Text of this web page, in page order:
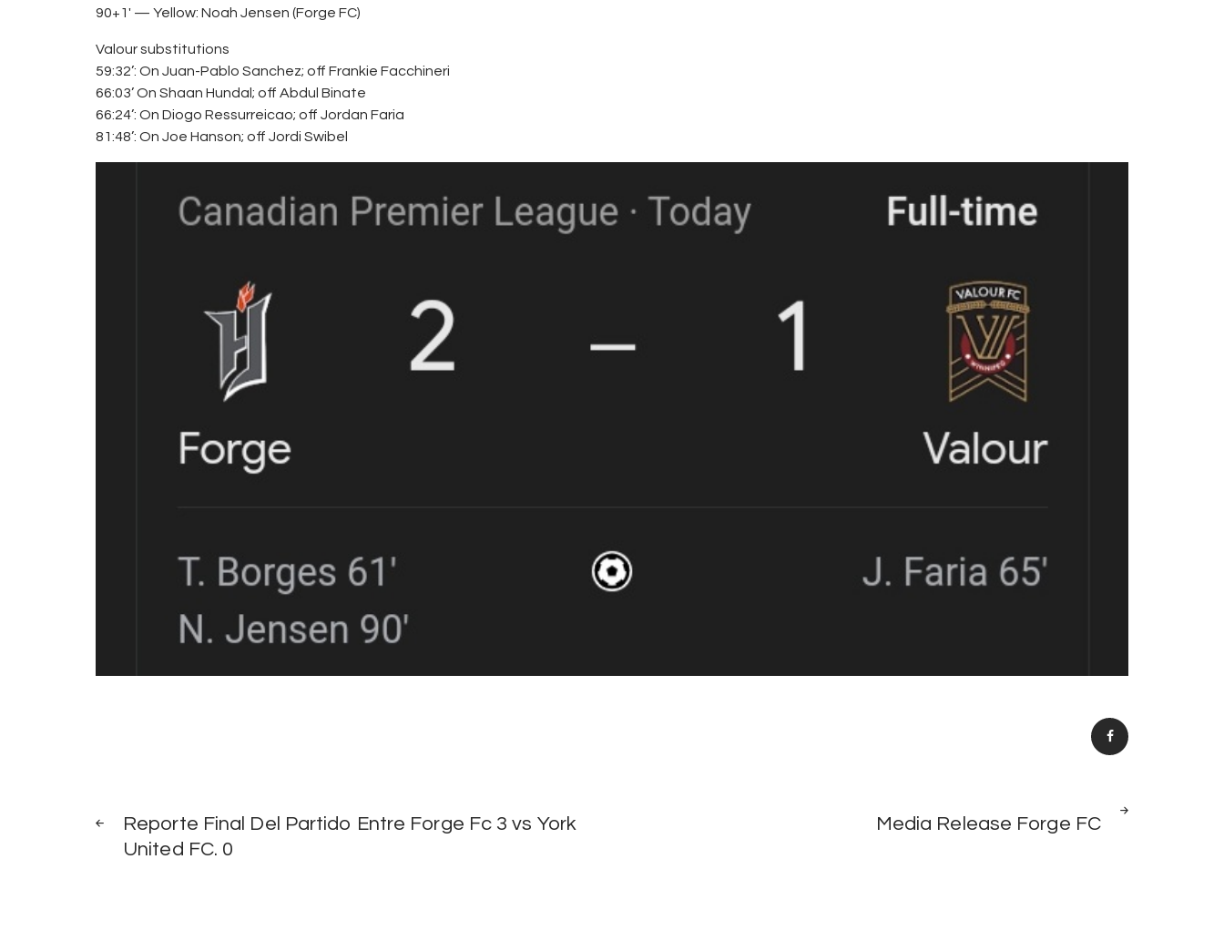
90+1′ — Yellow: Noah Jensen (Forge FC)
Valour substitutions
59:32’: On Juan-Pablo Sanchez; off Frankie Facchineri
66:03’ On Shaan Hundal; off Abdul Binate
66:24’: On Diogo Ressurreicao; off Jordan Faria
81:48’: On Joe Hanson; off Jordi Swibel
Post
navigation
POST
Reporte Final Del Partido Entre Forge Fc 3 vs York
United FC. 0
NEXT
POST
Media Release Forge FC